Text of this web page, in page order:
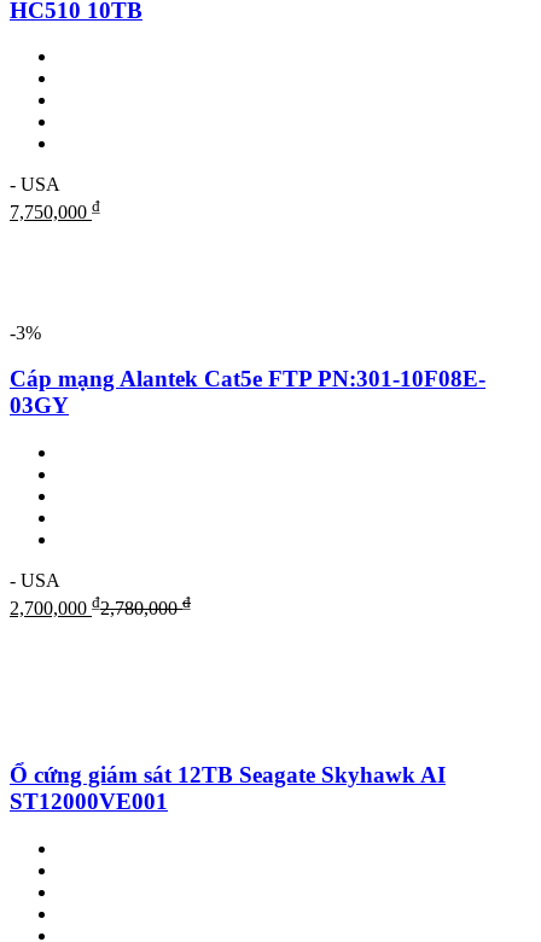
HC510 10TB
- USA
7,750,000 ₫
-3%
Cáp mạng Alantek Cat5e FTP PN:301-10F08E-
03GY
- USA
2,700,000 ₫2,780,000₫
Ổ cứng giám sát 12TB Seagate Skyhawk AI
ST12000VE001